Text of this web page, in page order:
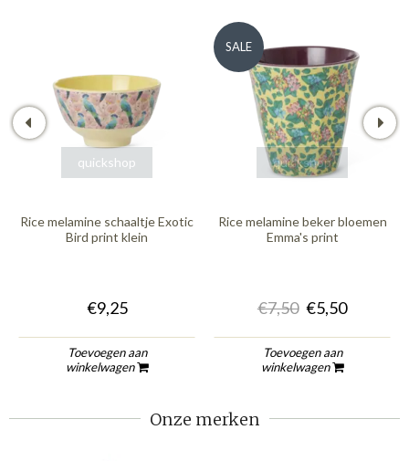
quickshop
Rice melamine schaaltje Exotic
Bird print klein
€9,25
Toevoegen aan
winkelwagen
quickshop
SALE
Rice melamine beker bloemen
Emma's print
€7,50 €5,50
Toevoegen aan
winkelwagen
Onze merken